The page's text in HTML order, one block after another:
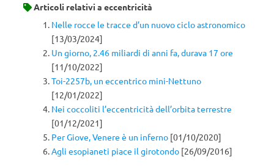
Articoli relativi a eccentricità
Nelle rocce le tracce d’un nuovo ciclo astronomico
[13/03/2024]
Un giorno, 2.46 miliardi di anni fa, durava 17 ore
[11/10/2022]
Toi-2257b, un eccentrico mini-Nettuno
[12/01/2022]
Nei coccoliti l’eccentricità dell’orbita terrestre
[01/12/2021]
Per Giove, Venere è un inferno [01/10/2020]
Agli esopianeti piace il girotondo [26/09/2016]